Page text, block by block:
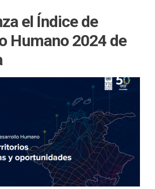
el Índice de
Humano 2024 de